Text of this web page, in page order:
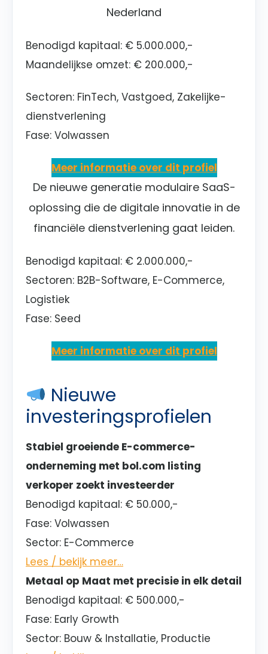
Nederland
Benodigd kapitaal: € 5.000.000,-
Maandelijkse omzet: € 200.000,-
Sectoren: FinTech, Vastgoed, Zakelijke-
dienstverlening
Fase: Volwassen
Meer informatie over dit profiel
De nieuwe generatie modulaire SaaS-
oplossing die de digitale innovatie in de
financiële dienstverlening gaat leiden.
Benodigd kapitaal: € 2.000.000,-
Sectoren: B2B-Software, E-Commerce,
Logistiek
Fase: Seed
Meer informatie over dit profiel
Nieuwe
investeringsprofielen
Stabiel groeiende E-commerce-
onderneming met bol.com listing
verkoper zoekt investeerder
Benodigd kapitaal: € 50.000,-
Fase: Volwassen
Sector: E-Commerce
Lees / bekijk meer…
Metaal op Maat met precisie in elk detail
Benodigd kapitaal: € 500.000,-
Fase: Early Growth
Sector: Bouw & Installatie, Productie